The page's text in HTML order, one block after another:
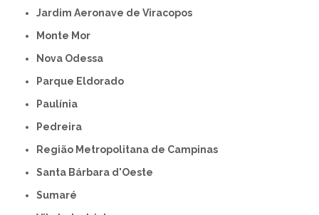
Jardim Aeronave de Viracopos
Monte Mor
Nova Odessa
Parque Eldorado
Paulínia
Pedreira
Região Metropolitana de Campinas
Santa Bárbara d'Oeste
Sumaré